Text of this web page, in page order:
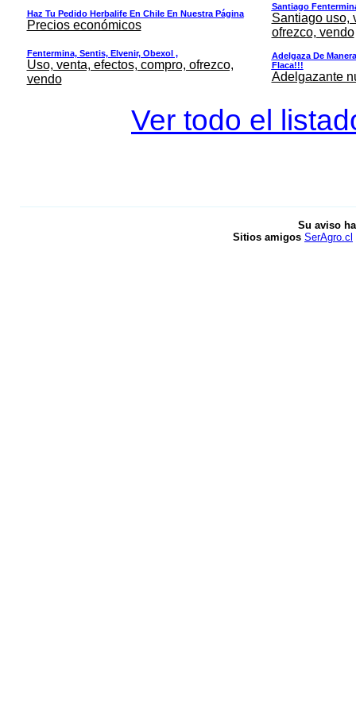
Haz Tu Pedido Herbalife En Chile En Nuestra Página
Precios económicos
Santiago
Santiago uso,
ofrezco, vendo
Fentermina, Sentis, Elvenir, Obexol ,
Uso, venta, efectos, compro, ofrezco,
vendo
Adelgaza De
Flaca!!!
Adelgazante
Ver todo el
Su aviso
Sitios amigos SerAgro.cl